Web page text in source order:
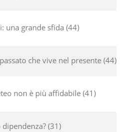
una grande sfida 44
che vive nel presente 44
non è più affidabile 41
dipendenza? 31